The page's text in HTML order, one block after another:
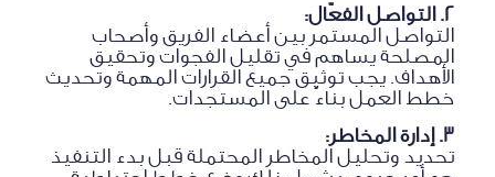
2. التواصل الفعّال:
التواصل المستمر بين أعضاء الفريق وأصحاب
المصلحة يساهم في تقليل الفجوات وتحقيق
الأهداف. يجب توثيق جميع القرارات المهمة وتحديث
خطط العمل بناءً على المستجدات.
3. إدارة المخاطر:
تحديد وتحليل المخاطر المحتملة قبل بدء التنفيذ